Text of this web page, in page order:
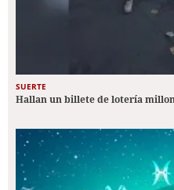
SUERTE
Hallan un billete de lotería